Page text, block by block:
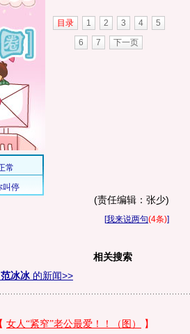
目录 1 2 3 4
5
6
7 下一页
(责任编辑：张少)
[我来说两句(4条)]
范冰冰 的新闻>>
相关搜索